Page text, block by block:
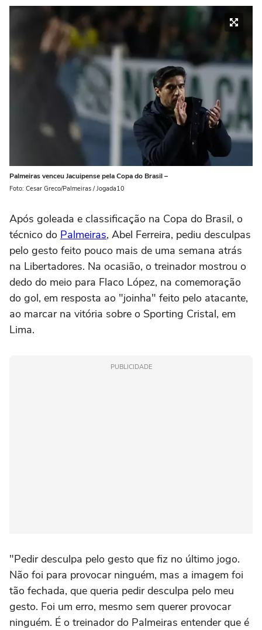
Palmeiras venceu Jacuipense pela Copa do Brasil –
Foto: Cesar Greco/Palmeiras / Jogada10
Após goleada e classificação na Copa do Brasil, o
técnico do Palmeiras, Abel Ferreira, pediu desculpas
pelo gesto feito pouco mais de uma semana atrás
na Libertadores. Na ocasião, o treinador mostrou o
dedo do meio para Flaco López, na comemoração
do gol, em resposta ao "joinha" feito pelo atacante,
ao marcar na vitória sobre o Sporting Cristal, em
Lima.
PUBLICIDADE
"Pedir desculpa pelo gesto que fiz no último jogo.
Não foi para provocar ninguém, mas a imagem foi
tão fechada, que queria pedir desculpa pelo meu
gesto. Foi um erro, mesmo sem querer provocar
ninguém. É o treinador do Palmeiras entender que é